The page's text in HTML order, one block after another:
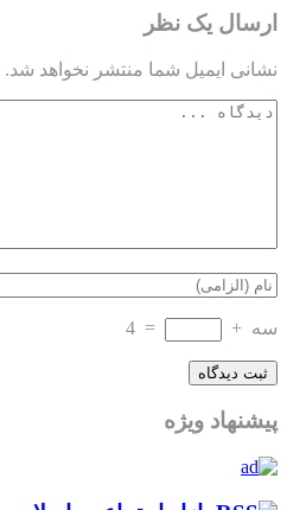
ارسال یک نظر
نشانی ایمیل شما منتشر نخواهد شد.
سه +
=
4
پیشنهاد ویژه